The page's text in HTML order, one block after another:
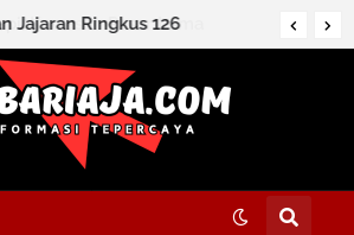
Jajaran Ringkus 126
Ratusan Barbuk